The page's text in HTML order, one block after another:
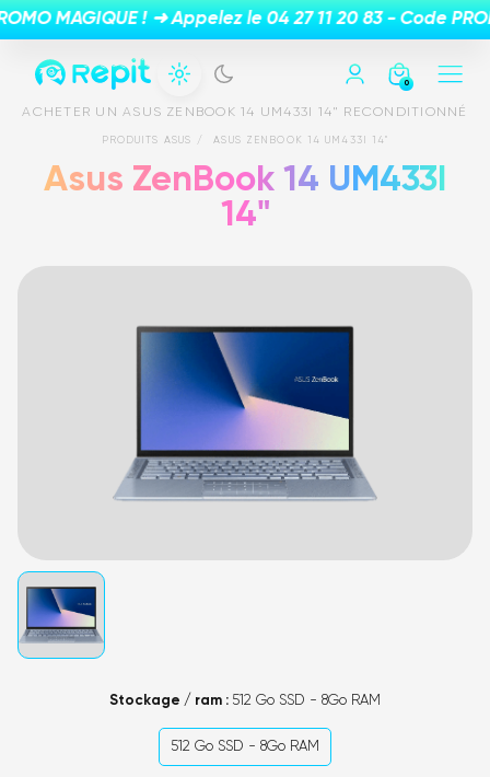
0
ACHETER UN ASUS ZENBOOK 14 UM433I 14" RECONDITIONNÉ
PRODUITS ASUS ASUS ZENBOOK 14 UM433I 14"
Asus ZenBook 14 UM433I
14"
Stockage / ram : 512 Go SSD - 8Go RAM
512 Go SSD - 8Go RAM